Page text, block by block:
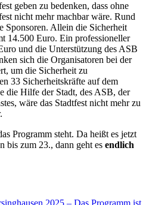
geben zu bedenken, dass ohne
nicht mehr machbar wäre. Rund
Sponsoren. Allein die Sicherheit
14.500 Euro. Ein professioneller
und die Unterstützung des ASB
sich die Organisatoren bei der
um die Sicherheit zu
33 Sicherheitskräfte auf dem
die Hilfe der Stadt, des ASB, der
wäre das Stadtfest nicht mehr zu
Programm steht. Da heißt es jetzt
bis zum 23., dann geht es endlich
2025 – Das Programm ist